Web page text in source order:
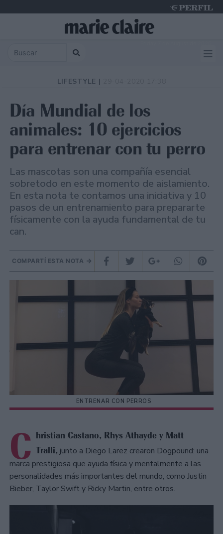
LIFESTYLE |
Día Mundial de los
animales: 10 ejercicios
para entrenar con tu perro
Las mascotas son una compañía esencial
sobretodo en este momento de aislamiento.
En esta nota te contamos una iniciativa y 10
pasos de un entrenamiento para prepararte
físicamente con la ayuda fundamental de tu
can.
COMPARTÍ ESTA NOTA
ENTRENAR CON PERROS
C hristian Castano, Rhys Athayde y Matt
Tralli, junto a Diego Larez crearon Dogpound: una
marca prestigiosa que ayuda física y mentalmente a las
personalidades más importantes del mundo, como Justin
Bieber, Taylor Swift y Ricky Martin, entre otros.